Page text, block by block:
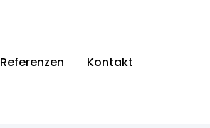
Referenzen Kontakt